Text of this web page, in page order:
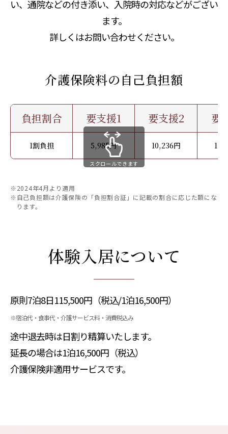
い、通院などの付き添い、入院時の対応などがござい
ます。
詳しくはお問い合わせください。
介護保険料の自己負担額
負担割合 要支援1 要支援2 要
1割負担 5,985円 10,236円
スクロールできます
※2024年4月より適用
※自己負担額は介護保険の「負担割合証」に記載の割合に応じた額にな
ります。
体験入居について
原則7泊8日115,500円 （税込/1泊16,500円）
※宿泊代・食事代・介護サービス料・消費税込み
途中退去時は日割り精算いたします。
延長の場合は1泊16,500円 （税込）
介護保険非適用サービスです。